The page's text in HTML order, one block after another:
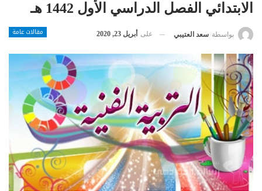
الابتدائي الفصل الدراسي الأول 1442 هـ
مقالات عامة بواسطة سعد العتيبي على أبريل 23, 2020